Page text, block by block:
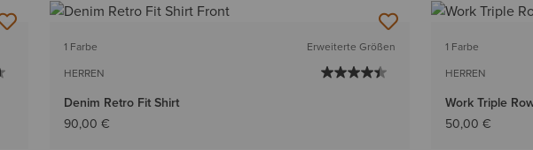
1 Farbe
HERREN
Erweiterte Größen
Denim Retro Fit Shirt
90,00 €
1 Farbe
HERREN
Work Triple
50,00 €